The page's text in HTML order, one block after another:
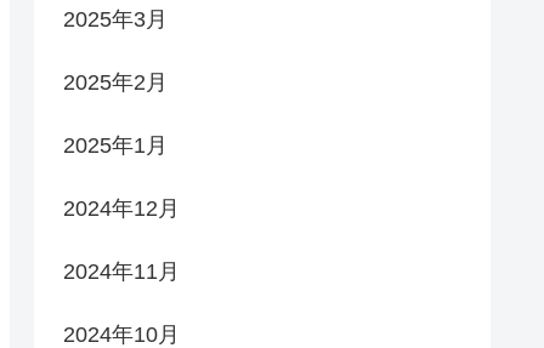
2025年3月
2025年2月
2025年1月
2024年12月
2024年11月
2024年10月